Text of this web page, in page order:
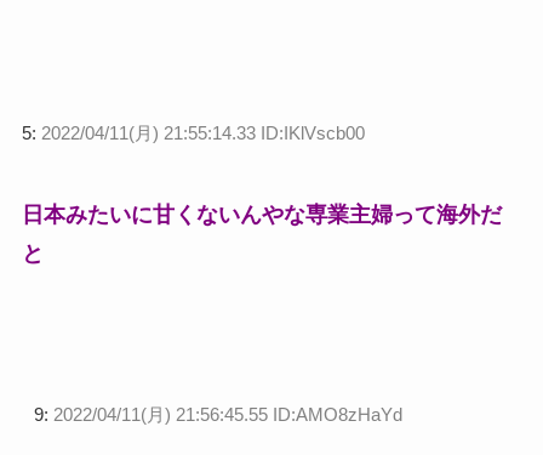
5: 2022/04/11(月) 21:55:14.33 ID:IKlVscb00
日本みたいに甘くないんやな専業主婦って海外だ
と
9: 2022/04/11(月) 21:56:45.55 ID:AMO8zHaYd